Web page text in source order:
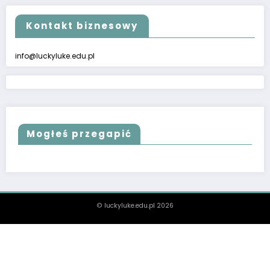
Kontakt biznesowy
info@luckyluke.edu.pl
Mogłeś przegapić
© luckyluke.edu.pl 2026